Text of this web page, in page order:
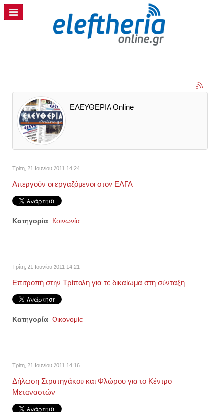
ΕΛΕΥΘΕΡΙΑ Online
Τρίτη, 21 Ιουνίου 2011 14:24
Απεργούν οι εργαζόμενοι στον ΕΛΓΑ
Κατηγορία Κοινωνία
Τρίτη, 21 Ιουνίου 2011 14:21
Επιτροπή στην Τρίπολη για το δικαίωμα στη σύνταξη
Κατηγορία Οικονομία
Τρίτη, 21 Ιουνίου 2011 14:16
Δήλωση Στρατηγάκου και Φλώρου για το Κέντρο
Μεταναστών